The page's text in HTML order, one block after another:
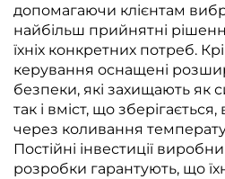
допомагаючи клієнтам
найбільш прийнятні
їхніх конкретних потреб.
керування оснащені
безпеки, які захищають як
так і вміст, що
через коливання
Постійні інвестиції
розробки гарантують, що